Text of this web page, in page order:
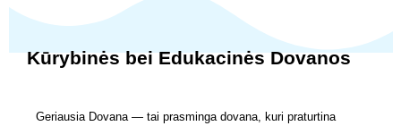
Kūrybinės bei Edukacinės Dovanos
Geriausia Dovana — tai prasminga dovana, kuri praturtina